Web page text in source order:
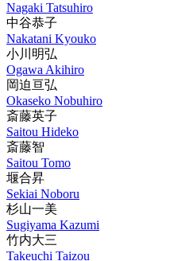
Nagaki Tatsuhiro
中谷恭子
Nakatani Kyouko
小川明弘
Ogawa Akihiro
岡迫亘弘
Okaseko Nobuhiro
斎藤英子
Saitou Hideko
斎藤智
Saitou Tomo
堰合昇
Sekiai Noboru
杉山一美
Sugiyama Kazumi
竹内大三
Takeuchi Taizou